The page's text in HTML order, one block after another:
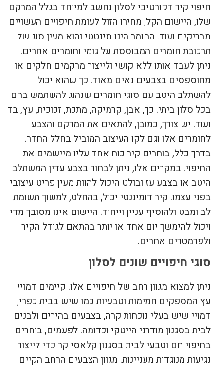
חיפוי קיר דקורטיבי לסלון נחשב למיוחד בגלל המרקם
שלו, היישום הקל, מחירו הזול לעומת חיפויים העשויים
מבריקים ועוד. החומר הינו סינטטי והוא מעין סוג של
תרכובת חומרים המבוססת על גומי וחומרים אחרים.
ניתן לעבד אותו ללא קושי ולייצור מרקמים חלקים או
מחוספסים בצבעים נאים מאוד. כך שהוא יכול
להשתלב היטב עם סוגי חומרים שנהוג להשתמש בהם
בכל סלון ביתי. כך, אבן, קרמיקה, מתכת, זכוכית, עץ, בד
ועוד. יש צורך, כמובן, להתאים את המרקם והצבע
לחומרים אלו וגם לקו העיצוב המוביל בחלל החדר.
בדרך כלל, בוחרים קיר כוח אחד עליו מיישמים את
החיפוי. במקרים אלו, ניתן לבחור בצבע עדין המשתלב
היטב או בצבע עז ובולט היכול להוות מעין פריט עיצובי
בפני עצמו. קיר דומיננטי יכול, בהחלט, למשוך תשומת
לב ומבט ולהוסיף עניין וייחוד. היישום אינו מסובך מדי
ויכול להימשך יום אחד או יותר בהתאם לגודל הקיר
ולפרמטרים אחרים.
סוגי חיפויים שונים לסלון
ניתן למצוא מגוון רחב של חיפויים אלו. קיימים דמויי
עץ המספקים חמימות וטבעיות כמו שיש בבית כפרי,
דמויי שיש בעלי נוכחות קרה, בצבעים בהירים ולבנים
לבית בסגנון מודרני הייטקי וכדומה. לפעמים, בוחרים
בחיפוי חם וטבעי לבית בסגנון קלאסי קר כדי לייצור
נגיעות מנוגדות מעניינות. מגוון הצבעים הרחב הקיים